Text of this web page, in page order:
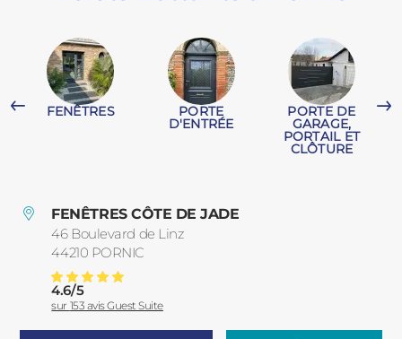
FENÊTRES PORTE
D'ENTRÉE
PORTE DE
GARAGE,
PORTAIL ET
CLÔTURE
FENÊTRES CÔTE DE JADE
46 Boulevard de Linz
44210 PORNIC
France
Volets Battants à Pornic
Note moyenne :
4.6/5
sur 153 avis Guest Suite
PVC
CARPORTS
CLÔTURES